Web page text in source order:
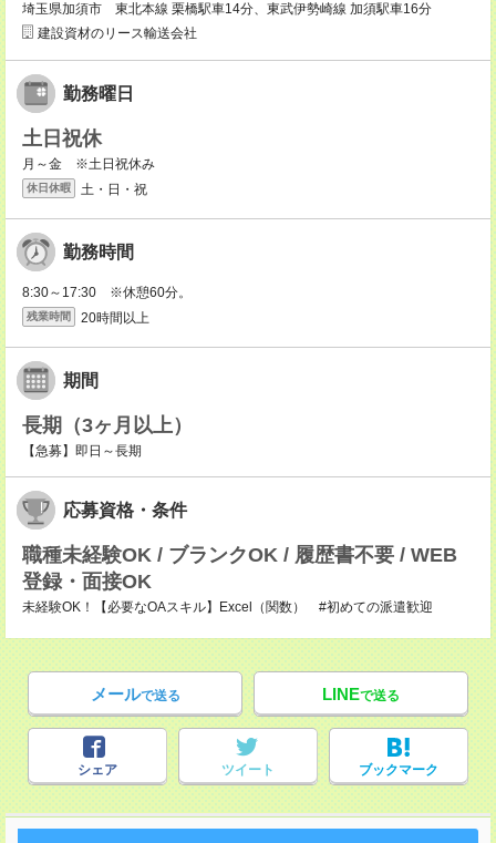
埼玉県加須市 東北本線 栗橋駅車14分、東武伊勢崎線 加須駅車16分
建設資材のリース輸送会社
勤務曜日
土日祝休
月～金 ※土日祝休み
休日休暇 土・日・祝
勤務時間
8:30～17:30 ※休憩60分。
残業時間 20時間以上
期間
長期（3ヶ月以上）
【急募】即日～長期
応募資格・条件
職種未経験OK / ブランクOK / 履歴書不要 / WEB
登録・面接OK
未経験OK！【必要なOAスキル】Excel（関数） #初めての派遣歓迎
メールで送る LINEで送る
シェア ツイート ブックマーク